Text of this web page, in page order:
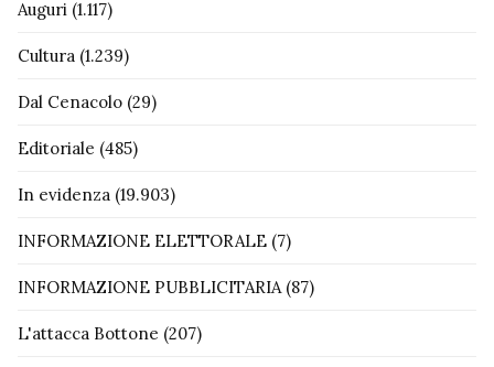
Auguri (1.117)
Cultura (1.239)
Dal Cenacolo (29)
Editoriale (485)
In evidenza (19.903)
INFORMAZIONE ELETTORALE (7)
INFORMAZIONE PUBBLICITARIA (87)
L'attacca Bottone (207)